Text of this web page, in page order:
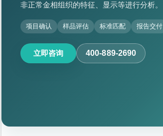
非正常金相组织的特征、显示等进行分析。
项目确认 样品评估 标准匹配 报告交付
立即咨询 400-889-2690